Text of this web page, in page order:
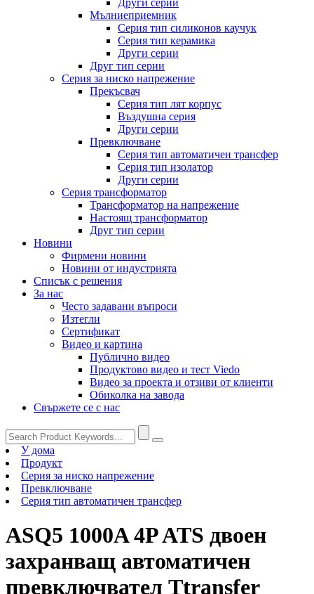
Други серии
Мълниеприемник
Серия тип силиконов каучук
Серия тип керамика
Други серии
Друг тип серии
Серия за ниско напрежение
Прекъсвач
Серия тип лят корпус
Въздушна серия
Други серии
Превключване
Серия тип автоматичен трансфер
Серия тип изолатор
Други серии
Серия трансформатор
Трансформатор на напрежение
Настоящ трансформатор
Друг тип серии
Новини
Фирмени новини
Новини от индустрията
Списък с решения
За нас
Често задавани въпроси
Изтегли
Сертификат
Видео и картина
Публично видео
Продуктово видео и тест Viedo
Видео за проекта и отзиви от клиенти
Обиколка на завода
Свържете се с нас
У дома
Продукт
Серия за ниско напрежение
Превключване
Серия тип автоматичен трансфер
ASQ5 1000A 4P ATS двоен
захранващ автоматичен
превключвател Ttransfer